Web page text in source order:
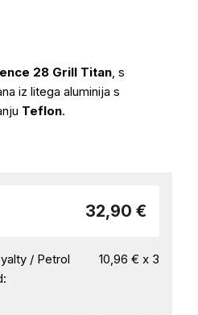
28 Grill Titan, s
iz litega aluminija s
Teflon.
32,90 €
/ Petrol
10,96 € x 3